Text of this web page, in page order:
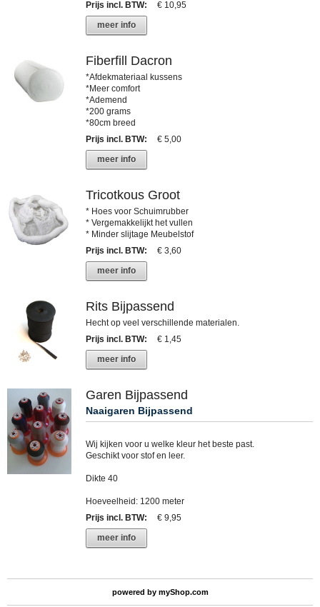
Prijs incl. BTW:
€ 10,95
meer info
Fiberfill Dacron
*Afdekmateriaal kussens
*Meer comfort
*Ademend
*200 grams
*80cm breed
Prijs incl. BTW:
€ 5,00
meer info
Tricotkous Groot
* Hoes voor Schuimrubber
* Vergemakkelijkt het vullen
* Minder slijtage Meubelstof
Prijs incl. BTW:
€ 3,60
meer info
Rits Bijpassend
Hecht op veel verschillende materialen.
Prijs incl. BTW:
€ 1,45
meer info
Garen Bijpassend
Naaigaren Bijpassend
Wij kijken voor u welke kleur het beste past.
Geschikt voor stof en leer.
Dikte 40
Hoeveelheid: 1200 meter
Prijs incl. BTW:
€ 9,95
meer info
powered by myShop.com